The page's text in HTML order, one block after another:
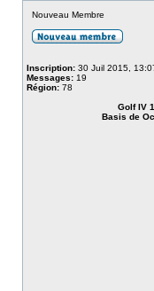
Nouveau Membre
Inscription: 30 Juil 2015,
Messages: 19
Région: 78
Golf IV
Basis de